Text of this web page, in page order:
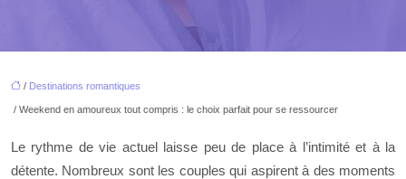
/ Destinations romantiques
/ Weekend en amoureux tout compris : le choix parfait pour se ressourcer
Le rythme de vie actuel laisse peu de place à l’intimité et à la
détente. Nombreux sont les couples qui aspirent à des moments